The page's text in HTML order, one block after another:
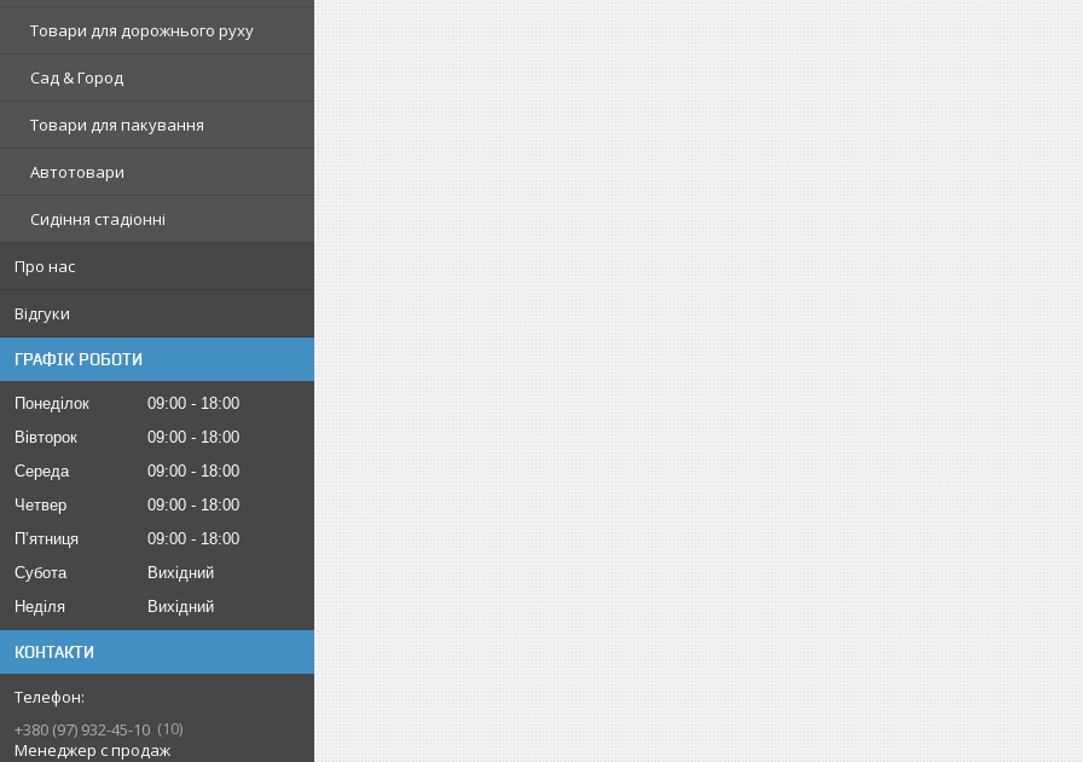
Товари для дорожнього руху
Сад & Город
Товари для пакування
Автотовари
Сидіння стадіонні
Про нас
Відгуки
ГРАФІК РОБОТИ
Понеділок 09:00
18:00
Вівторок
09:00
18:00
Середа
09:00
18:00
Четвер
09:00
18:00
Пʼятниця
09:00
18:00
Субота
Вихідний
Неділя
Вихідний
КОНТАКТИ
+380 (97) 932-45-10
10
Менеджер с продаж